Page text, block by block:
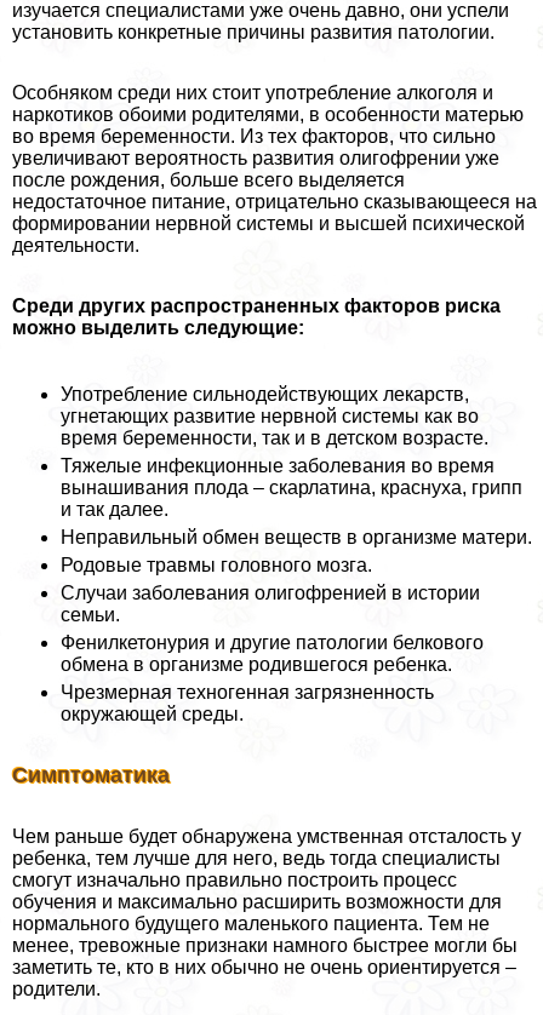
изучается специалистами уже очень давно, они успели
установить конкретные причины развития патологии.
Особняком среди них стоит употрeбление алкоголя и
наркотиков обоими родителями, в особенности матерью
во время беременности. Из тех факторов, что сильно
увеличивают вероятность развития олигофрении уже
после рождения, больше всего выделяется
недостаточное питание, отрицательно сказывающееся на
формировании нервной системы и высшей психической
деятельности.
Среди других распространенных факторов риска
можно выделить следующие:
Употрeбление сильнодействующих лекарств,
угнетающих развитие нервной системы как во
время беременности, так и в детском возрасте.
Тяжелые инфекционные заболевания во время
вынашивания плода – скарлатина, краснуха, грипп
и так далее.
Неправильный обмен веществ в организме матери.
Родовые травмы головного мозга.
Случаи заболевания олигофренией в истории
семьи.
Фенилкетонурия и другие патологии белкового
обмена в организме родившегося ребенка.
Чрезмерная техногенная загрязненность
окружающей среды.
Симптоматика
Чем раньше будет обнаружена умственная отсталость у
ребенка, тем лучше для него, ведь тогда специалисты
смогут изначально правильно построить процесс
обучения и максимально расширить возможности для
нормального будущего маленького пациента. Тем не
менее, тревожные признаки намного быстрее могли бы
заметить те, кто в них обычно не очень ориентируется –
родители.